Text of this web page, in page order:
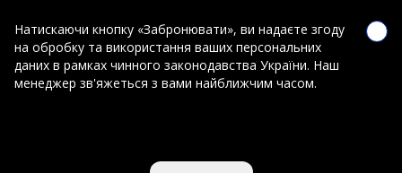
Натискаючи кнопку «Забронювати», ви надаєте згоду
на обробку та використання ваших персональних
даних в рамках чинного законодавства України. Наш
менеджер зв'яжеться з вами найближчим часом.